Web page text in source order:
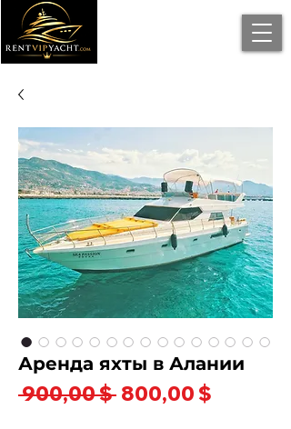
Аренда яхты в Алании
900,00 $ Обычная
800,00 $